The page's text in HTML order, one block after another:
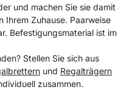
und machen Sie sie damit
Ihrem Zuhause. Paarweise
Befestigungsmaterial ist im
Stellen Sie sich aus
und Regalträgern
zusammen.